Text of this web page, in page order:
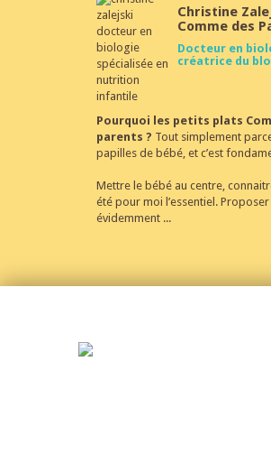
Christine
Comme des
Docteur en
créatrice du
Pourquoi les petits plats
parents ? Tout simplement
papilles de bébé, et c’est
Mettre le bébé au centre,
été pour moi l’essentiel.
évidemment ...